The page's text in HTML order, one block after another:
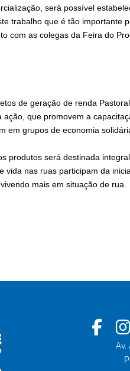
será possível
trabalho que é tão importante
com as colegas da Feira do
de geração de renda
que promovem a
em grupos de economia
produtos será destinada
vida nas ruas participam da
mais em situação de rua.
Av.